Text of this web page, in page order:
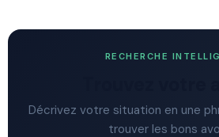
RECHERCHE
Décrivez votre situation en une
trouver les bons